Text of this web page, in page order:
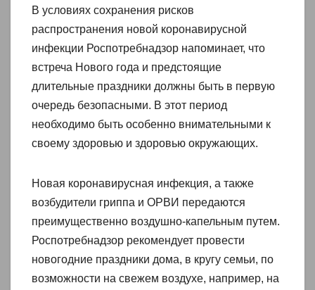
В условиях сохранения рисков
распространения новой коронавирусной
инфекции Роспотребнадзор напоминает, что
встреча Нового года и предстоящие
длительные праздники должны быть в первую
очередь безопасными. В этот период
необходимо быть особенно внимательными к
своему здоровью и здоровью окружающих.
Новая коронавирусная инфекция, а также
возбудители гриппа и ОРВИ передаются
преимущественно воздушно-капельным путем.
Роспотребнадзор рекомендует провести
новогодние праздники дома, в кругу семьи, по
возможности на свежем воздухе, например, на